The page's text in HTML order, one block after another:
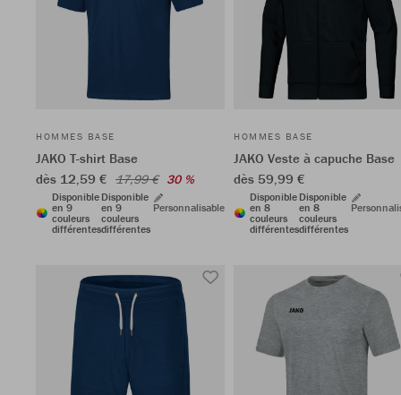
HOMMES BASE
JAKO T-shirt Base
dès 12,59 € 17,99 € 30 %
Disponible
en 9
couleurs
différentes
Disponible
en 9
couleurs
différentes
Personnalisable
HOMMES BASE
JAKO Veste à capuche Base
dès 59,99 €
Disponible
en 8
couleurs
différentes
Disponible
en 8
couleurs
différentes